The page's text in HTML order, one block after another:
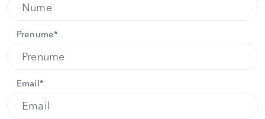
Prenume*
Email*